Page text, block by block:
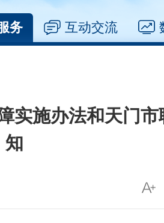
务 互动交流
实施办法和天门
知